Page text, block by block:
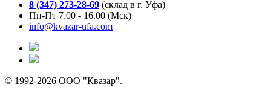
8 (347) 273-28-69 (склад в г. Уфа)
Пн-Пт 7.00 - 16.00 (Мск)
info@kvazar-ufa.com
© 1992-2026 ООО "Квазар".